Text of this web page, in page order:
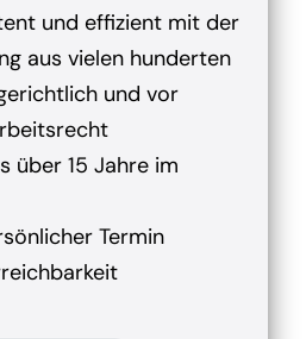
und effizient mit der
aus vielen hunderten
und vor
über 15 Jahre im
Termin